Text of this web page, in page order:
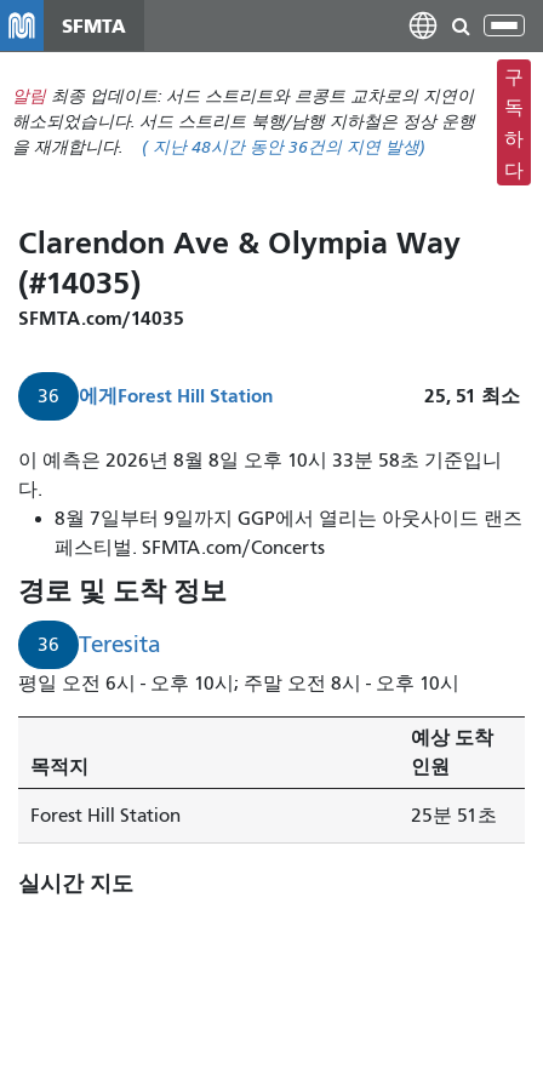
텐
츠
로
뛰
SFMTA
탐
색
메
뉴
전
환
알림 최종 업데이트: 서드 스트리트와 르콩트 교차로의 지연이
해소되었습니다. 서드 스트리트 북행/남행 지하철은 정상 운행
을 재개합니다.
( 지난 48시간 동안36건의 지연 발생)
구
독
하
다
Clarendon Ave & Olympia Way
(#14035)
SFMTA.com/14035
36 에게Forest Hill Station 25, 51 최소
이 예측은 2026년 8월 8일 오후 10시 33분 58초 기준입니
다.
8월 7일부터 9일까지 GGP에서 열리는 아웃사이드 랜즈
페스티벌. SFMTA.com/Concerts
경로 및 도착 정보
36 Teresita
평일 오전 6시 - 오후 10시; 주말 오전 8시 - 오후 10시
목적지
예상 도착
인원
Forest Hill Station 25분 51초
실시간 지도